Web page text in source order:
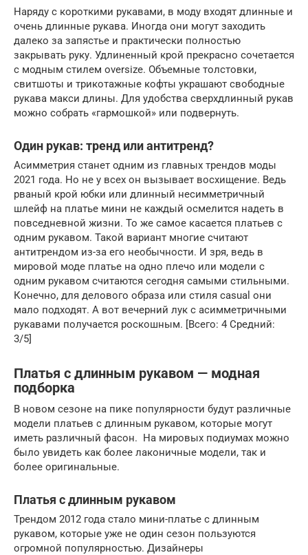
Наряду с короткими рукавами, в моду входят длинные и
очень длинные рукава. Иногда они могут заходить
далеко за запястье и практически полностью
закрывать руку. Удлиненный крой прекрасно сочетается
с модным стилем oversize. Объемные толстовки,
свитшоты и трикотажные кофты украшают свободные
рукава макси длины. Для удобства сверхдлинный рукав
можно собрать «гармошкой» или подвернуть.
Один рукав: тренд или антитренд?
Асимметрия станет одним из главных трендов моды
2021 года. Но не у всех он вызывает восхищение. Ведь
рваный крой юбки или длинный несимметричный
шлейф на платье мини не каждый осмелится надеть в
повседневной жизни. То же самое касается платьев с
одним рукавом. Такой вариант многие считают
антитрендом из-за его необычности. И зря, ведь в
мировой моде платье на одно плечо или модели с
одним рукавом считаются сегодня самыми стильными.
Конечно, для делового образа или стиля casual они
мало подходят. А вот вечерний лук с асимметричными
рукавами получается роскошным. [Всего: 4 Средний:
3/5]
Платья с длинным рукавом — модная
подборка
В новом сезоне на пике популярности будут различные
модели платьев с длинным рукавом, которые могут
иметь различный фасон. На мировых подиумах можно
было увидеть как более лаконичные модели, так и
более оригинальные.
Платья с длинным рукавом
Трендом 2012 года стало мини-платье с длинным
рукавом, которые уже не один сезон пользуются
огромной популярностью. Дизайнеры